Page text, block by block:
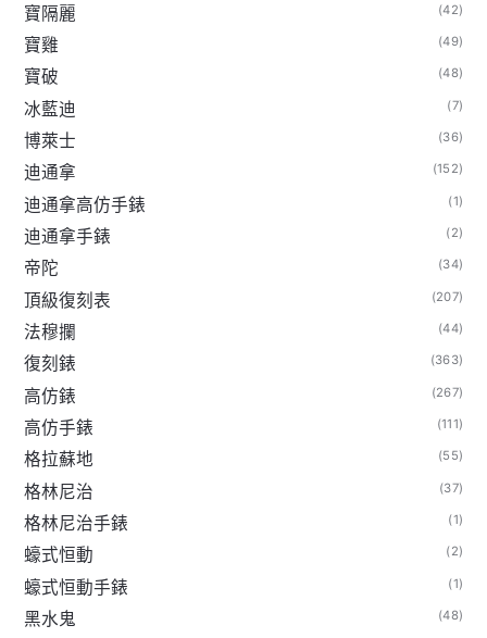
寶隔麗 (42)
寶雞 (49)
寶破 (48)
冰藍迪 (7)
博萊士 (36)
迪通拿 (152)
迪通拿高仿手錶 (1)
迪通拿手錶 (2)
帝陀 (34)
頂級復刻表 (207)
法穆攔 (44)
復刻錶 (363)
高仿錶 (267)
高仿手錶 (111)
格拉蘇地 (55)
格林尼治 (37)
格林尼治手錶 (1)
蠔式恒動 (2)
蠔式恒動手錶 (1)
黑水鬼 (48)